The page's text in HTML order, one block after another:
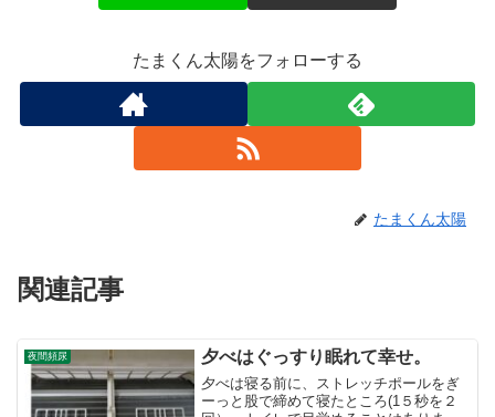
たまくん太陽をフォローする
たまくん太陽
関連記事
夜間頻尿 夕べはぐっすり眠れて幸せ。
夕べは寝る前に、ストレッチポールをぎ
ーっと股で締めて寝たところ(1５秒を２